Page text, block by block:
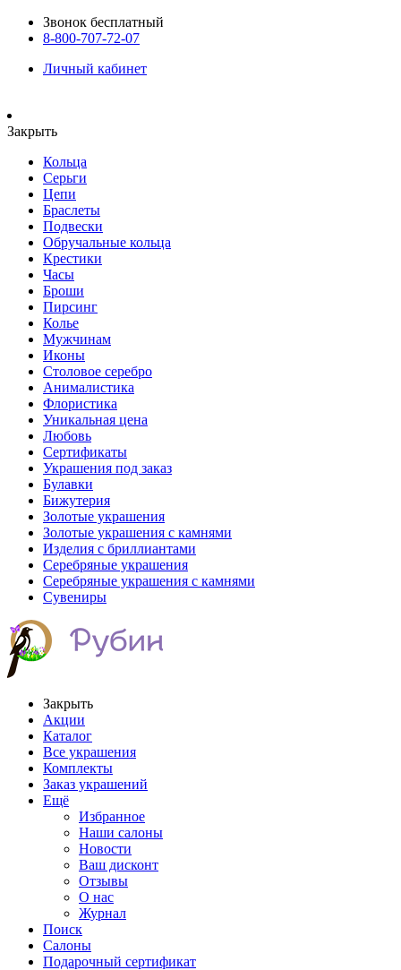
Звонок бесплатный
8-800-707-72-07
Личный кабинет
Закрыть
Кольца
Серьги
Цепи
Браслеты
Подвески
Обручальные кольца
Крестики
Часы
Броши
Пирсинг
Колье
Мужчинам
Иконы
Столовое серебро
Анималистика
Флористика
Уникальная цена
Любовь
Сертификаты
Украшения под заказ
Булавки
Бижутерия
Золотые украшения
Золотые украшения с камнями
Изделия с бриллиантами
Серебряные украшения
Серебряные украшения с камнями
Сувениры
Закрыть
Акции
Каталог
Все украшения
Комплекты
Заказ украшений
Ещё
Избранное
Наши салоны
Новости
Ваш дисконт
Отзывы
О нас
Журнал
Поиск
Салоны
Подарочный сертификат